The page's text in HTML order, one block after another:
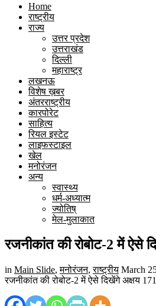
Home
राष्ट्रीय
राज्य
उत्तर प्रदेश
उत्तराखंड
दिल्ली
महाराष्ट्र
लखनऊ
विशेष ख़बर
अंतरराष्ट्रीय
कारपोरेट
साहित्य
रियल इस्टेट
लाइफस्टाइल
खेल
मनोरंजन
अन्य
स्वास्थ्य
धर्म-अध्यात्म
ज्योतिष्
मेल-मुलाकात
रजनीकांत की रोबोट-2 में ऐसे
in Main Slide,मनोरंजन,राष्ट्रीय March
रजनीकांत की रोबोट-2 में ऐसे दिखेंगे अक्षय